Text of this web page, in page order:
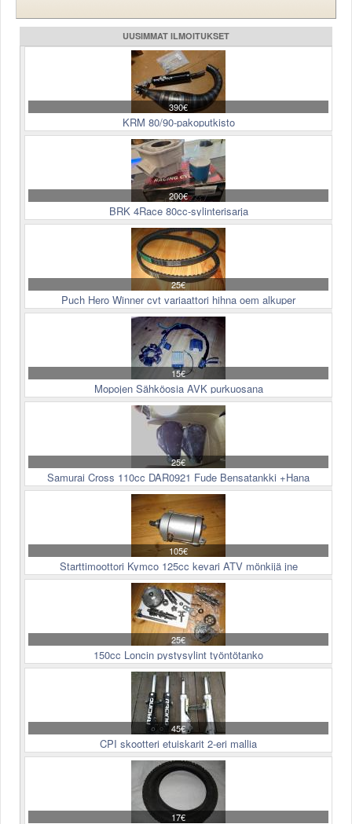
UUSIMMAT ILMOITUKSET
390€
KRM 80/90-pakoputkisto
200€
BRK 4Race 80cc-sylinterisarja
25€
Puch Hero Winner cvt variaattori hihna oem alkuper
15€
Mopojen Sähköosia AVK purkuosana
25€
Samurai Cross 110cc DAR0921 Fude Bensatankki +Hana
105€
Starttimoottori Kymco 125cc kevari ATV mönkijä jne
25€
150cc Loncin pystysylint työntötanko
45€
CPI skootteri etuiskarit 2-eri mallia
17€